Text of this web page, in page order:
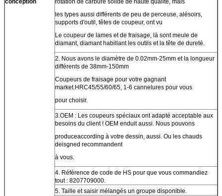
conception
rotation de carbure solide de haute qualité, mais
les types aussi différents de peu de perceuse, alésoirs,
supports d'outil, têtes de coupeur, ont vu
Le coupeur de lames et de fraisage, là sont meule de
diamant, diamant habillant les outils et la tête de dureté.
2. Nous avons le diamètre de 0.02mm-25mm et la longueur
différents de 38mm-150mm
Coupeurs de fraisage pour votre gagnant
market.HRC45/55/60/65, 1-6 cannelures pour vous
pour choisir.
3.OEM : Les coupeurs spéciaux ont adapté acceptable aux
besoins du client ! OEM enduit aussi. Nous pouvons
produceaccording à votre dessin, aussi. Ou les chauds
deisgned recommandent
à vous.
4. Référence de code de HS pour que vous commandiez
tout : 8207709000.
5. Taille et saisir mélangés un groupe disponible.